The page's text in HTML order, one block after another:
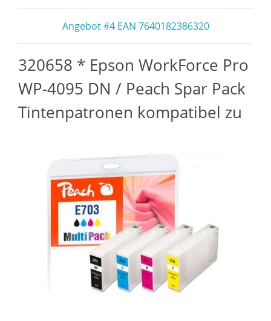
Angebot #4 EAN 7640182386320
320658 * Epson WorkForce Pro
WP-4095 DN / Peach Spar Pack
Tintenpatronen kompatibel zu